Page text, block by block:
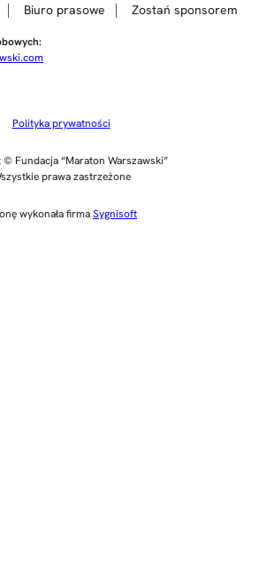
Biuro prasowe Zostań sponsorem
Polityka prywatności
Fundacja “Maraton Warszawski”
prawa zastrzeżone
wykonała firmaSygnisoft